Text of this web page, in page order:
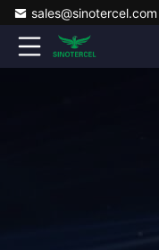
sales@sinotercel.com